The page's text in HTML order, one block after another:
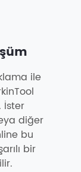
ile
İster
diğer
bu
bir